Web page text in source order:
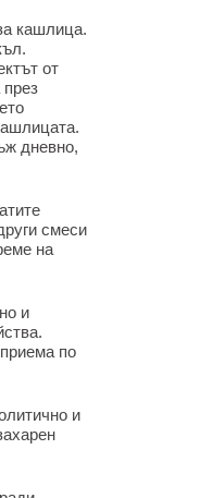
кашлица.
от
дневно,
смеси
на
и
по
и